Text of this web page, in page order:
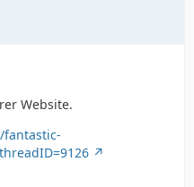
Website.